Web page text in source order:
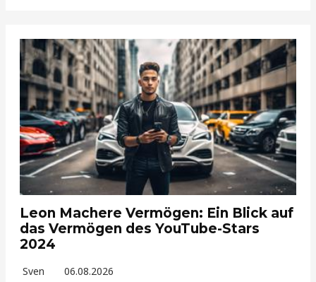
Leon Machere Vermögen: Ein Blick auf
das Vermögen des YouTube-Stars
2024
Sven 06.08.2026